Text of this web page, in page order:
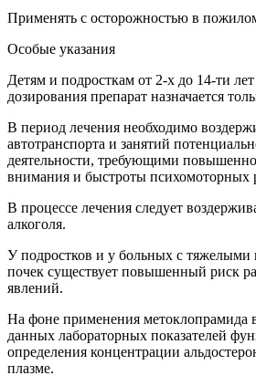
Применять с осторожностью в
Особые указания
Детям и подросткам от 2-х до 14-ти
дозирования препарат назначается
В период лечения необходимо
автотранспорта и занятий
деятельности, требующими
внимания и быстроты психомоторных
В процессе лечения следует
алкоголя.
У подростков и у больных с
почек существует повышенный риск
явлений.
На фоне применения метоклопрамида
данных лабораторных показателей
определения концентрации
плазме.